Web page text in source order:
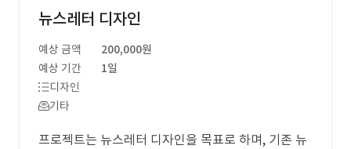
뉴스레터 디자인
예상 금액
200,000원
예상 기간
1일
디자인
기타
프로젝트는 뉴스레터 디자인을 목표로 하며, 기존 뉴